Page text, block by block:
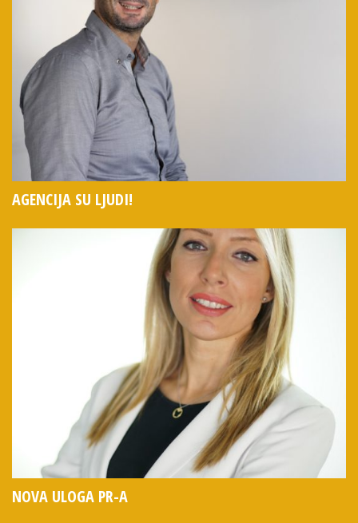
AGENCIJA SU LJUDI!
NOVA ULOGA PR-A